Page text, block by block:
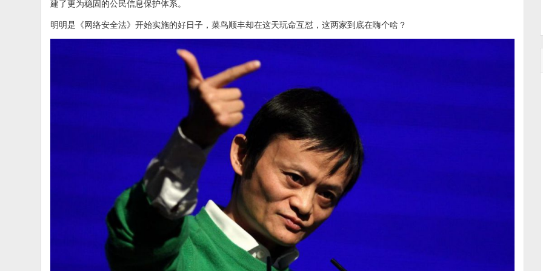
建了更为稳固的公民信息保护体系。
明明是《网络安全法》开始实施的好日子，菜鸟顺丰却在这天玩命互怼，这两家到底在嗨个啥？